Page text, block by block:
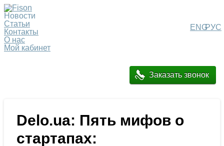
РУС
ENG
Новости
Статьи
Контакты
О нас
Мой кабинет
Заказать звонок
Delo.ua: Пять мифов о
стартапах: